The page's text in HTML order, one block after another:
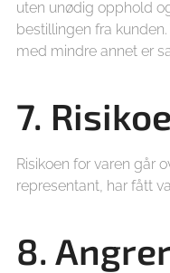
uten unødig opphold
bestillingen fra
med mindre annet er
7.
Risikoen for varen går
representant, har fått
8.